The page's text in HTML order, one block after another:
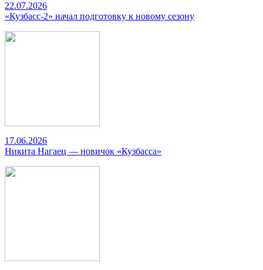
22.07.2026
«Кузбасс-2» начал подготовку к новому сезону
17.06.2026
Никита Нагаец — новичок «Кузбасса»